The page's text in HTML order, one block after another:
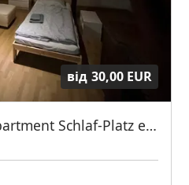
від 30,00 EUR
Monteurzimmer Appartment Schlaf-Platz e.G.